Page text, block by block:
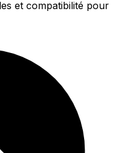
et compatibilité pour